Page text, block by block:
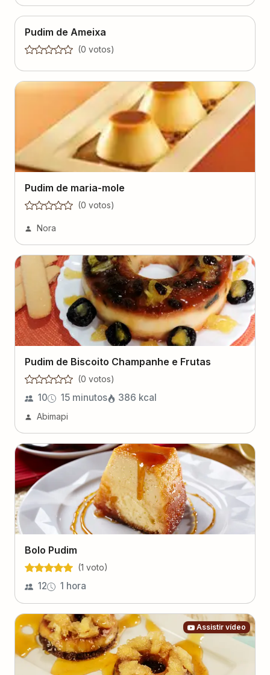
Pudim de Ameixa
(0 votos)
Pudim de maria-mole
(0 votos)
Nora
Pudim de Biscoito Champanhe e Frutas
(0 votos)
10 15 minutos 386 kcal
Abimapi
Bolo Pudim
(1 voto)
12 1 hora
Assistir vídeo